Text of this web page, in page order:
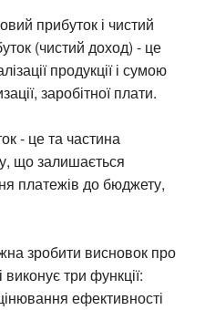
прибуток і чистий
(чистий доход) - це
продукції і сумою
заробітної плати.
- це та частина
що залишається
платежів до бюджету,
зробити висновок про
три функції:
ефективності